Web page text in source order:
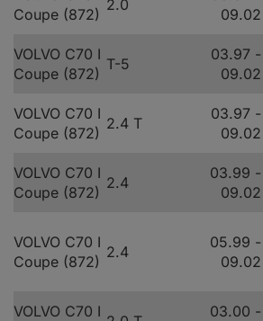
Coupe (872)
2.0
09.02
VOLVO C70 I
Coupe (872)
T-5
03.97 -
09.02
VOLVO C70 I
Coupe (872)
2.4 T
03.97 -
09.02
VOLVO C70 I
Coupe (872)
2.4
03.99 -
09.02
VOLVO C70 I
Coupe (872)
2.4
05.99 -
09.02
VOLVO C70 I
03.00 -